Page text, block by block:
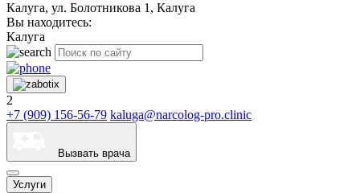
Калуга, ул. Болотникова 1, Калуга
Вы находитесь:
Калуга
2
+7 (909) 156-56-79 kaluga@narcolog-pro.clinic
Вызвать врача
Услуги